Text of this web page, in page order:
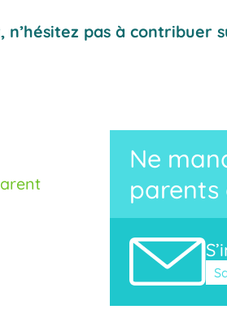
n’hésitez pas à contribuer
Ne
parents